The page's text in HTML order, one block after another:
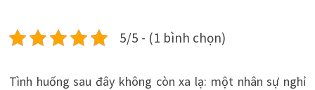
5/5 - (1 bình chọn)
Tình huống sau đây không còn xa lạ: một nhân sự nghỉ